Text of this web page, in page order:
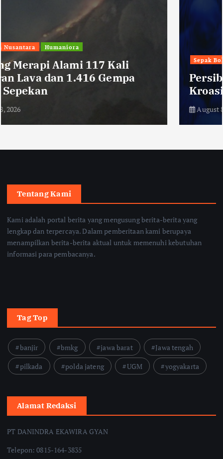
Sepak Bola
Persib Datangkan Bek Tengah Asal
Kroasia, Danijel Loncar
Tentang Kami
Kami adalah portal berita yang mengusung berita-berita yang
lengkap dan terpercaya. Dalam pemberitaan kami berupaya
menampilkan berita-berita aktual untuk memenuhi kebutuhan
informasi para pembacanya.
Tag Top
banjir bmkg jawa barat
Jawa tengah
pilkada
polda jateng UGM yogyakarta
Alamat Redaksi
PT DANINDRA EKAWIRA GYAN
Telepon: 0815-164-3835